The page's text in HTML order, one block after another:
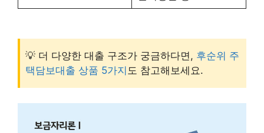
💡 더 다양한 대출 구조가 궁금하다면, 후순위 주
택담보대출 상품 5가지 도 참고해보세요.